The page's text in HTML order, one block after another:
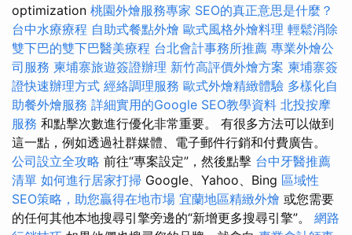
optimization 桃園外燴服務專家 SEO的真正意思是什麼？
台中水療療程 自助式餐點外燴 歐式風格外燴料理 輕鬆消除
雙下巴的雙下巴醫美療程 台北會計事務所推薦 專業外燴公
司服務 柬埔寨旅遊簽證辦理 新竹高評價外燴方案 柬埔寨簽
證快速辦理方式 經絡調理服務 歐式外燴精緻體驗 多樣化自
助餐外燴服務 詳細實用的Google SEO教學資料 北投按摩
服務 和點擊次數進行優化非常重要。 有很多方法可以做到
這一點，例如透過社群媒體、電子郵件行銷和付費廣告。
公司設立全攻略 前往“專案設定”，然後點擊 台中牙醫推薦
清單 如何進行居家打掃 Google、Yahoo、Bing 區域性
SEO策略，助您贏得在地市場 宜蘭地區精緻外燴 或您需要
的任何其他本地搜尋引擎旁邊的“新增更多搜尋引擎”。 網路